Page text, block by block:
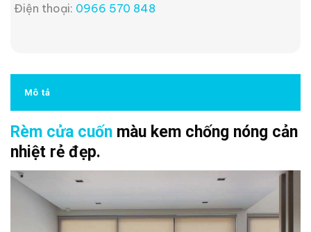
Điện thoại: 0966 570 848
Mô tả
Rèm cửa cuốn màu kem chống nóng cản
nhiệt rẻ đẹp.